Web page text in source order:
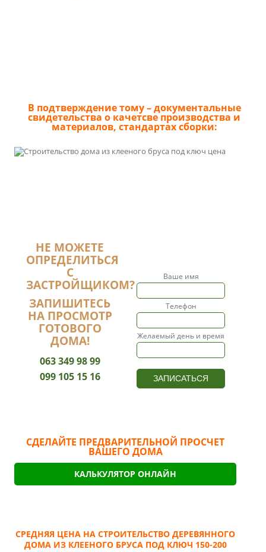
В подтверждение тому – документальные
свидетельства о качетсве производства и
материалов, стандартах сборки:
НЕ МОЖЕТЕ
ОПРЕДЕЛИТЬСЯ
С
ЗАСТРОЙЩИКОМ?
ЗАПИШИТЕСЬ
НА ПРОСМОТР
ГОТОВОГО
ДОМА!
063 349 98 99
099 105 15 16
Ваше имя
Телефон
Желаемый день и время
СДЕЛАЙТЕ ПРЕДВАРИТЕЛЬНОЙ ПРОСЧЕТ
ВАШЕГО ДОМА
КАЛЬКУЛЯТОР ОНЛАЙН
СРЕДНЯЯ ЦЕНА НА СТРОИТЕЛЬСТВО ДЕРЕВЯННОГО
ДОМА ИЗ КЛЕЕНОГО БРУСА ПОД КЛЮЧ 150-200